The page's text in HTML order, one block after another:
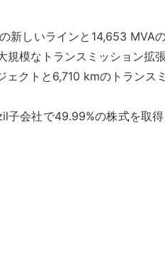
新しいラインと14,653 MVA
模なトランスミッション拡
クトと6,710 kmのトラン
会社で49.99%の株式を取